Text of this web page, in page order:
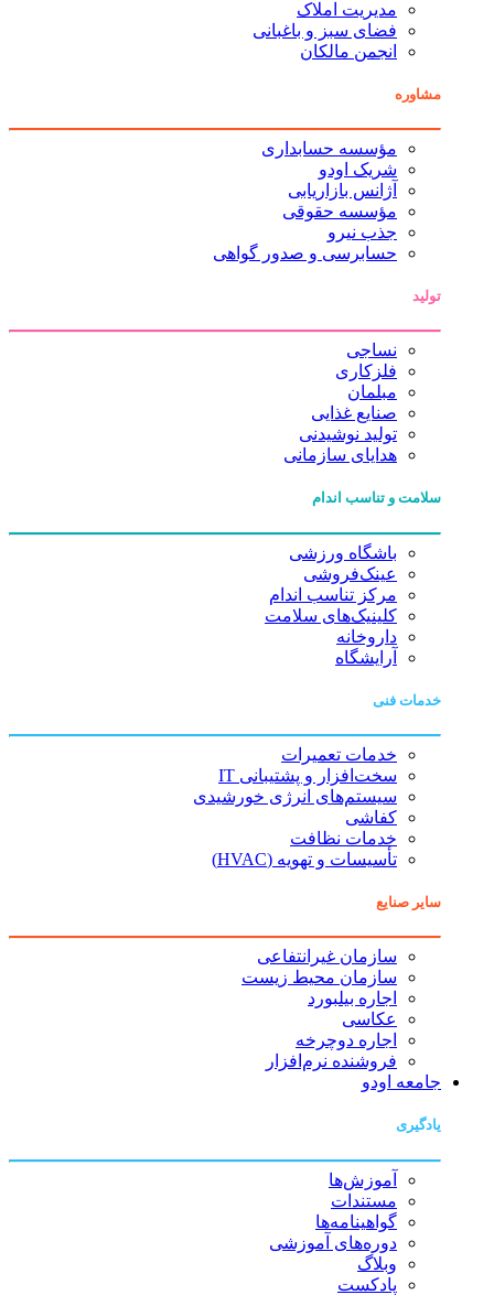
مدیریت املاک
فضای سبز و باغبانی
انجمن مالکان
مشاوره
مؤسسه حسابداری
شریک اودو
آژانس بازاریابی
مؤسسه حقوقی
جذب نیرو
حسابرسی و صدور گواهی
تولید
نساجی
فلزکاری
مبلمان
صنایع غذایی
تولید نوشیدنی
هدایای سازمانی
سلامت و تناسب اندام
باشگاه ورزشی
عینک‌فروشی
مرکز تناسب اندام
کلینیک‌های سلامت
داروخانه
آرایشگاه
خدمات فنی
خدمات تعمیرات
سخت‌افزار و پشتیبانی IT
سیستم‌های انرژی خورشیدی
کفاشی
خدمات نظافت
تأسیسات و تهویه (HVAC)
سایر صنایع
سازمان غیرانتفاعی
سازمان محیط زیست
اجاره بیلبورد
عکاسی
اجاره دوچرخه
فروشنده نرم‌افزار
جامعه اودو
یادگیری
آموزش‌ها
مستندات
گواهینامه‌ها
دوره‌های آموزشی
وبلاگ
پادکست